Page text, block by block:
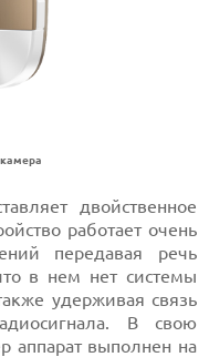
камера
двойственное
работает очень
передавая речь
в нем нет системы
удерживая связь
В свою
аппарат выполнен на